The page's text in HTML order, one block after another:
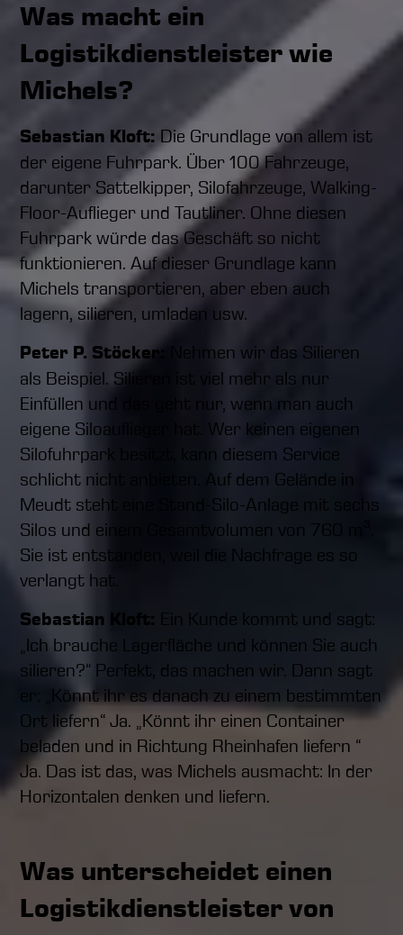
Was macht ein
Logistikdienstleister wie
Michels?
Sebastian Kloft: Die Grundlage von allem ist
der eigene Fuhrpark. Über 100 Fahrzeuge,
darunter Sattelkipper, Silofahrzeuge, Walking-
Floor-Auflieger und Tautliner. Ohne diesen
Fuhrpark würde das Geschäft so nicht
funktionieren. Auf dieser Grundlage kann
Michels transportieren, aber eben auch
lagern, silieren, umladen usw.
Peter P. Stöcker:
Nehmen wir das Silieren
als Beispiel. Silieren ist viel mehr als nur
Einfüllen und das geht nur, wenn man auch
eigene Siloauflieger hat. Wer keinen eigenen
Silofuhrpark besitzt, kann diesem Service
schlicht nicht anbieten. Auf dem Gelände in
Meudt steht eine Stand-Silo-Anlage mit sechs
Silos und einem Gesamtvolumen von 760 m³.
Sie ist entstanden, weil die Nachfrage es so
verlangt hat.
Sebastian Kloft: Ein Kunde kommt und sagt:
„Ich brauche Lagerfläche und können Sie auch
silieren?“ Perfekt, das machen wir. Dann sagt
er: „Könnt ihr es danach zu einem bestimmten
Ort liefern“ Ja. „Könnt ihr einen Container
beladen und in Richtung Rheinhafen liefern “
Ja. Das ist das, was Michels ausmacht: In der
Horizontalen denken und liefern.
Was unterscheidet einen
Logistikdienstleister von